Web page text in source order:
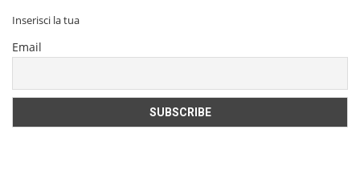
Inserisci la tua
Email